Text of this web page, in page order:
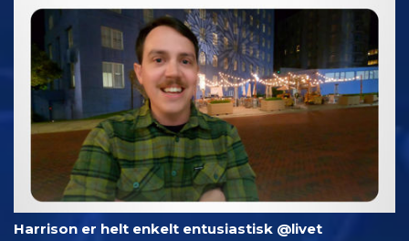
Harrison er helt enkelt entusiastisk @livet